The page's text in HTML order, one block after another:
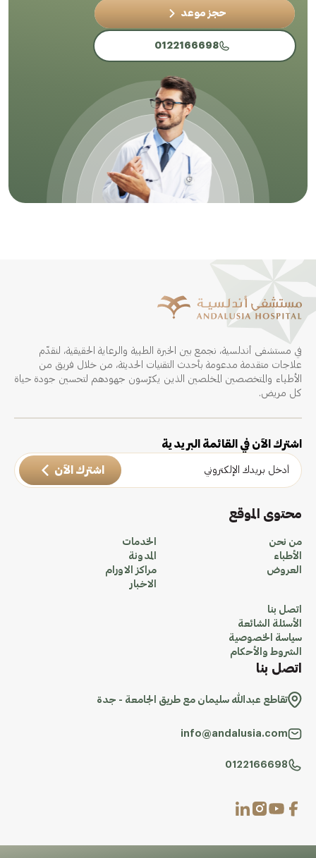
حجز موعد
0122166698
في مستشفى أندلسية، نجمع بين الخبرة الطبية والرعاية الحقيقية، لنقدّم
علاجات متقدمة مدعومة بأحدث التقنيات الحديثة، من خلال فريق من
الأطباء والمتخصصين المخلصين الذين يكرّسون جهودهم لتحسين جودة حياة
كل مريض.
اشترك الآن في القائمة البريدية
اشترك الآن
محتوى الموقع
من نحن
الأطباء
العروض
الخدمات
المدونة
مراكز الاورام
الاخبار
اتصل بنا
الأسئلة الشائعة
سياسة الخصوصية
الشروط والأحكام
اتصل بنا
تقاطع عبدالله سليمان مع طريق الجامعة - جدة
info@andalusia.com
0122166698